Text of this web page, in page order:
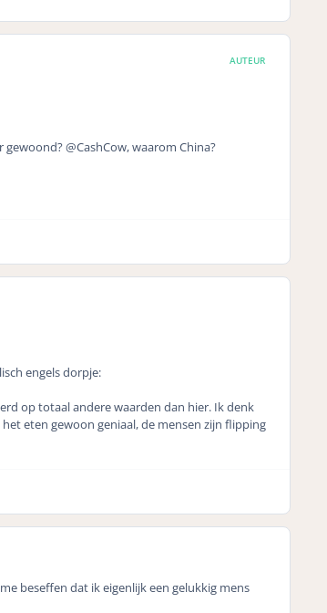
AUTEUR
@CashCow, waarom China?
engels dorpje:
op totaal andere waarden dan hier. Ik denk
eten gewoon geniaal, de mensen zijn flipping
beseffen dat ik eigenlijk een gelukkig mens